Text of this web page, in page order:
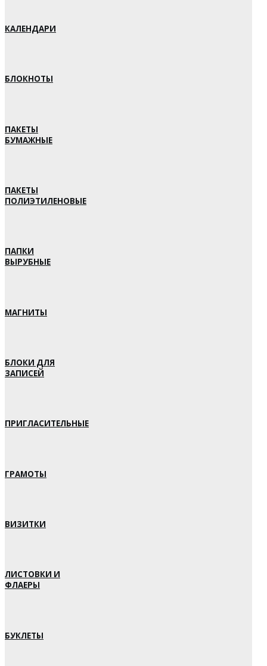
КАЛЕНДАРИ
БЛОКНОТЫ
ПАКЕТЫ
БУМАЖНЫЕ
ПАКЕТЫ
ПОЛИЭТИЛЕНОВЫЕ
ПАПКИ
ВЫРУБНЫЕ
МАГНИТЫ
БЛОКИ ДЛЯ
ЗАПИСЕЙ
ПРИГЛАСИТЕЛЬНЫЕ
ГРАМОТЫ
ВИЗИТКИ
ЛИСТОВКИ И
ФЛАЕРЫ
БУКЛЕТЫ